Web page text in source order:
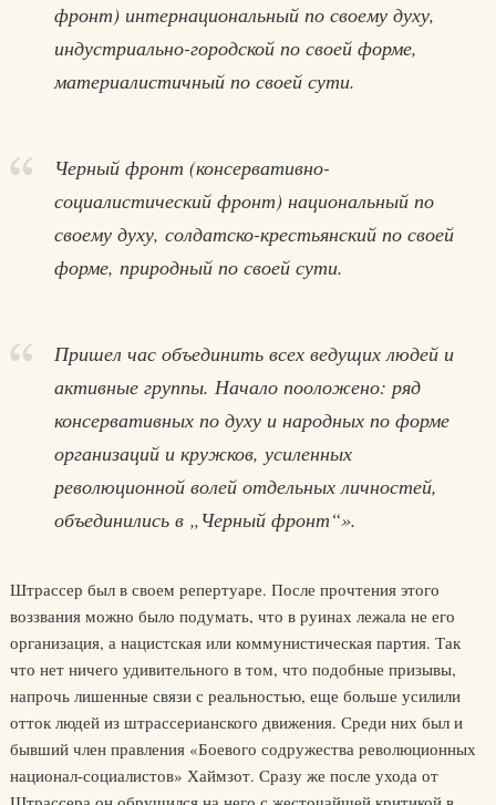
фронт) интернациональный по своему духу,
индустриально-городской по своей форме,
материалистичный по своей сути.
Черный фронт (консервативно-
социалистический фронт) национальный по
своему духу, солдатско-крестьянский по своей
форме, природный по своей сути.
Пришел час объединить всех ведущих людей и
активные группы. Начало пооложено: ряд
консервативных по духу и народных по форме
организаций и кружков, усиленных
революционной волей отдельных личностей,
объединились в „Черный фронт“».
Штрассер был в своем репертуаре. После прочтения этого
воззвания можно было подумать, что в руинах лежала не его
организация, а нацистская или коммунистическая партия. Так
что нет ничего удивительного в том, что подобные призывы,
напрочь лишенные связи с реальностью, еще больше усилили
отток людей из штрассерианского движения. Среди них был и
бывший член правления «Боевого содружества революционных
национал-социалистов» Хаймзот. Сразу же после ухода от